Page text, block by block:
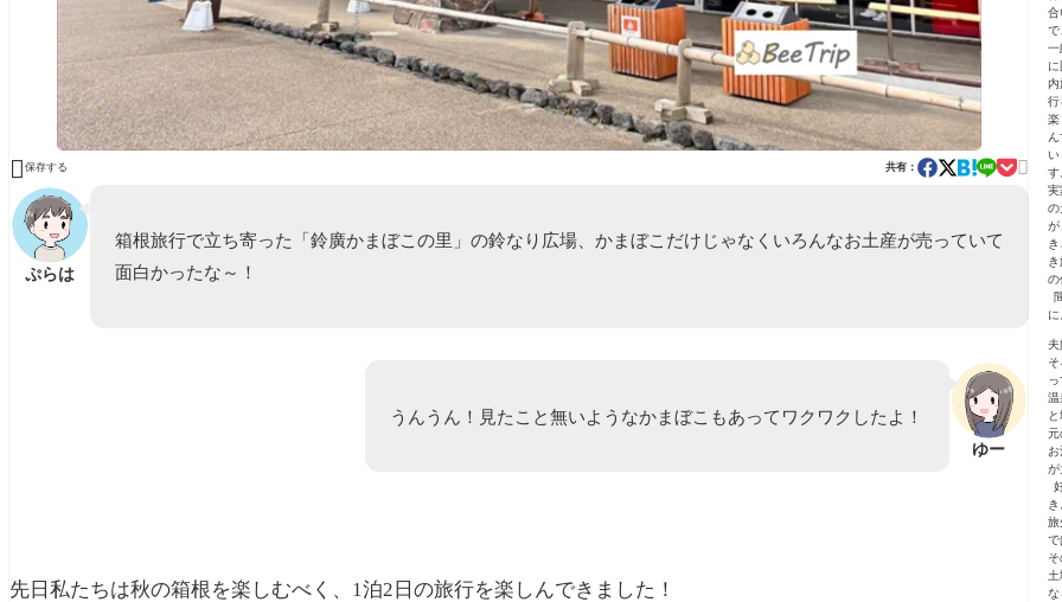
 保存する 共有： 
ぷらは
箱根旅行で立ち寄った「鈴廣かまぼこの里」の鈴なり広場、かまぼこだけじゃなくいろんなお土産が売っていて
面白かったな～！
ゆー
うんうん！見たこと無いようなかまぼこもあってワクワクしたよ！
先日私たちは秋の箱根を楽しむべく、1泊2日の旅行を楽しんできました！
合
で
一
に
内
行
楽
ん
い
す
実
の
が
き
き
の
に
夫
そ
っ
温
と
元
お
が
き
旅
で
そ
土
な